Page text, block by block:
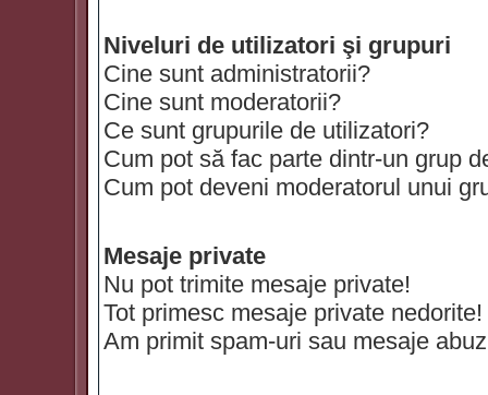
Niveluri de utilizatori şi grupuri
Cine sunt administratorii?
Cine sunt moderatorii?
Ce sunt grupurile de utilizatori?
Cum pot să fac parte dintr-un grup
Cum pot deveni moderatorul unui
Mesaje private
Nu pot trimite mesaje private!
Tot primesc mesaje private nedorite!
Am primit spam-uri sau mesaje